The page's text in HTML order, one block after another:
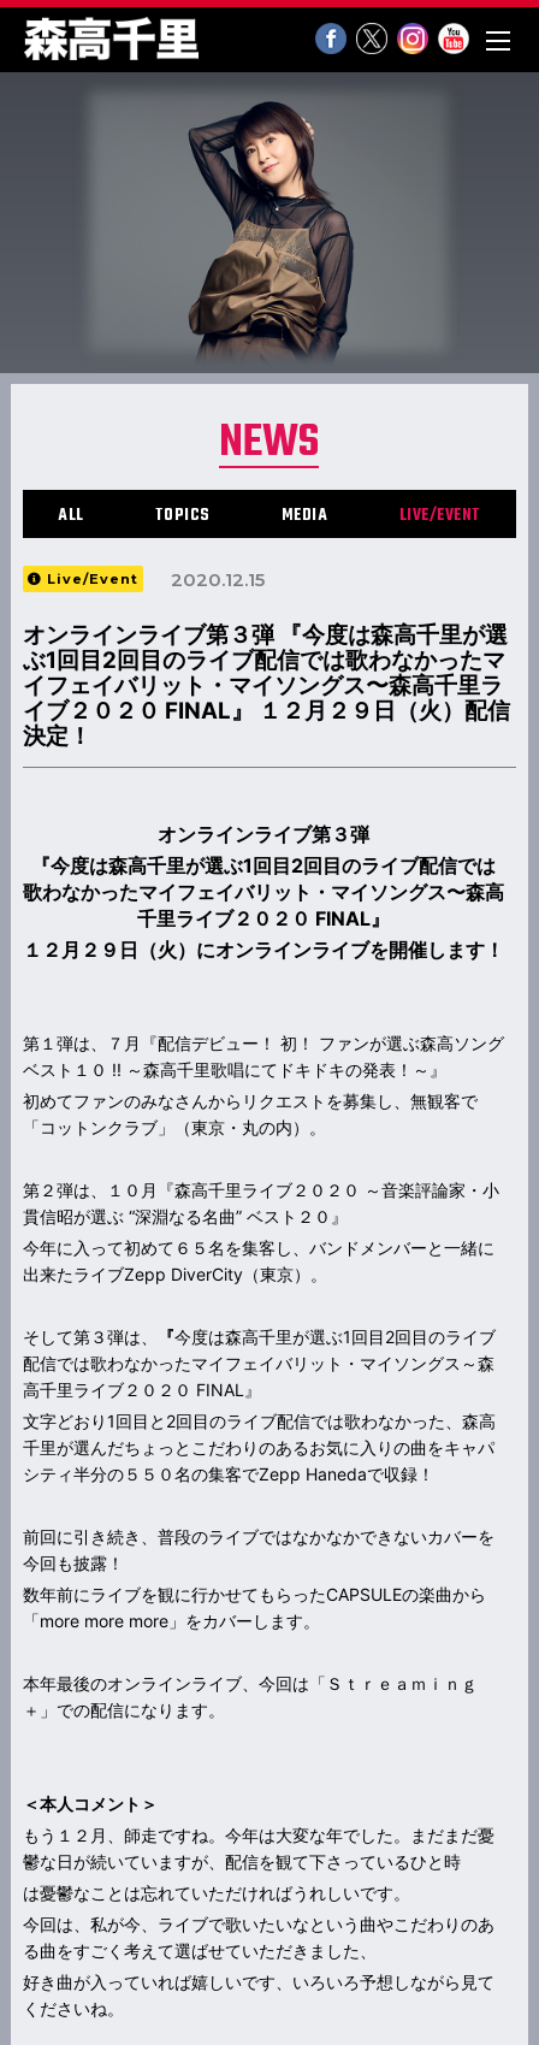
NEWS
ALL TOPICS MEDIA LIVE/EVENT
Live/Event 2020.12.15
オンラインライブ第３弾 『今度は森高千里が選
ぶ1回目2回目のライブ配信では歌わなかったマ
イフェイバリット・マイソングス〜森高千里ラ
イブ２０２０ FINAL』 １２月２９日（火）配信
決定！
オンラインライブ第３弾
『今度は森高千里が選ぶ1回目2回目のライブ配信では
歌わなかったマイフェイバリット・マイソングス〜森高
千里ライブ２０２０ FINAL』
１２月２９日（火）にオンラインライブを開催します！
第１弾は、７月『配信デビュー！ 初！ ファンが選ぶ森高ソング
ベスト１０ !! ～森高千里歌唱にてドキドキの発表！～』
初めてファンのみなさんからリクエストを募集し、無観客で
「コットンクラブ」（東京・丸の内）。
第２弾は、１０月『森高千里ライブ２０２０ ～音楽評論家・小
貫信昭が選ぶ “深淵なる名曲” ベスト２０』
今年に入って初めて６５名を集客し、バンドメンバーと一緒に
出来たライブZepp DiverCity（東京）。
そして第３弾は、 『今度は森高千里が選ぶ1回目2回目のライブ
配信では歌わなかったマイフェイバリット・マイソングス～森
高千里ライブ２０２０ FINAL』
文字どおり1回目と2回目のライブ配信では歌わなかった、森高
千里が選んだちょっとこだわりのあるお気に入りの曲をキャパ
シティ半分の５５０名の集客でZepp Hanedaで収録！
前回に引き続き、普段のライブではなかなかできないカバーを
今回も披露！
数年前にライブを観に行かせてもらったCAPSULEの楽曲から
「more more more」をカバーします。
本年最後のオンラインライブ、今回は「Ｓｔｒｅａｍｉｎｇ
＋」での配信になります。
＜本人コメント＞
もう１２月、師走ですね。今年は大変な年でした。まだまだ憂
鬱な日が続いていますが、配信を観て下さっているひと時
は憂鬱なことは忘れていただければうれしいです。
今回は、私が今、ライブで歌いたいなという曲やこだわりのあ
る曲をすごく考えて選ばせていただきました、
好き曲が入っていれば嬉しいです、いろいろ予想しながら見て
くださいね。